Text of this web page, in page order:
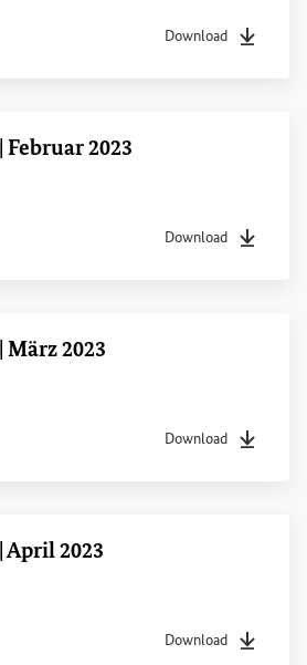
Download
Dateityppdf
Februar 2023
Download
Dateityppdf
März 2023
Download
Dateityppdf
April 2023
Download
Dateityppdf